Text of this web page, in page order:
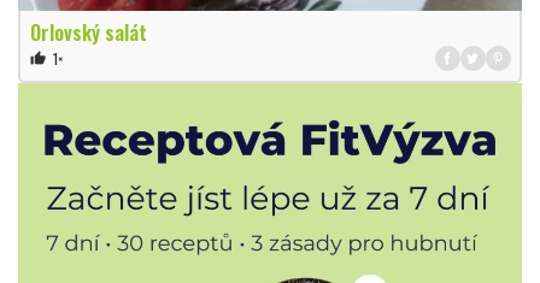
Orlovský salát
thumb_up 1×